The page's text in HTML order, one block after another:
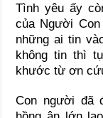
Tình yêu ấy
của Người
những ai tin
không tin thì
khước từ ơn
Con người đã